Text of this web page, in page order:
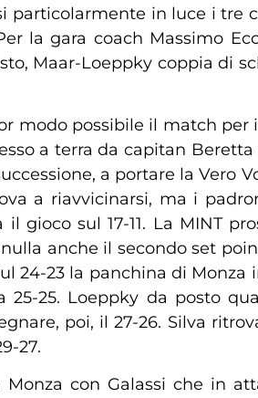
particolarmente in luce i tre
la gara coach Massimo
Maar-Loeppky coppia di
modo possibile il match
a terra da capitan
a portare la Vero
a riavvicinarsi, ma i
gioco sul 17-11. La MINT
anche il secondo set
24-23 la panchina di
25. Loeppky da posto
poi, il 27-26. Silva
27.
con Galassi che in